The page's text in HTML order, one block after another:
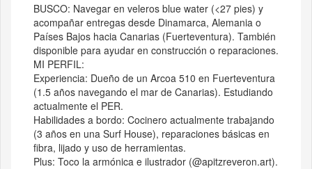
BUSCO: Navegar en veleros blue water (<27 pies) y
acompañar entregas desde Dinamarca, Alemania o
Países Bajos hacia Canarias (Fuerteventura). También
disponible para ayudar en construcción o reparaciones.
MI PERFIL:
Experiencia: Dueño de un Arcoa 510 en Fuerteventura
(1.5 años navegando el mar de Canarias). Estudiando
actualmente el PER.
Habilidades a bordo: Cocinero actualmente trabajando
(3 años en una Surf House), reparaciones básicas en
fibra, lijado y uso de herramientas.
Plus: Toco la armónica e ilustrador (@apitzreveron.art).